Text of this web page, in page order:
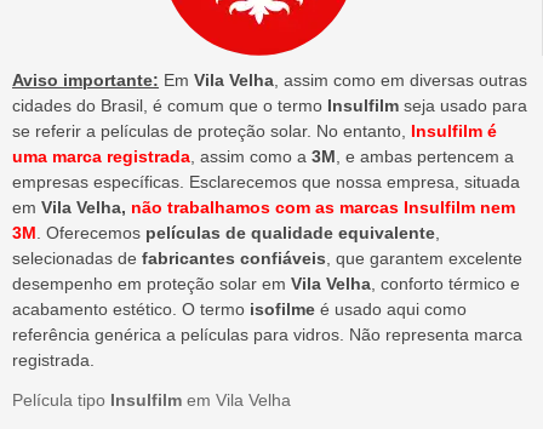
Aviso importante: Em Vila Velha , assim como em diversas outras
cidades do Brasil, é comum que o termo Insulfilm seja usado para
se referir a películas de proteção solar. No entanto, Insulfilm é
uma marca registrada , assim como a 3M , e ambas pertencem a
empresas específicas. Esclarecemos que nossa empresa, situada
em Vila Velha, não trabalhamos com as marcas Insulfilm nem
3M . Oferecemos películas de qualidade equivalente
selecionadas de fabricantes confiáveis , que garantem excelente
desempenho em proteção solar em Vila Velha , conforto térmico e
acabamento estético. O termo isofilme é usado aqui como
referência genérica a películas para vidros. Não representa marca
registrada.
Película tipo Insulfilm em Vila Velha